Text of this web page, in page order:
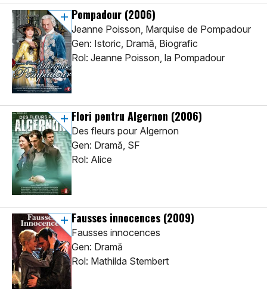
Pompadour (2006)
Jeanne Poisson, Marquise de Pompadour
Gen: Istoric, Dramă, Biografic
Rol: Jeanne Poisson, la Pompadour
Flori pentru Algernon (2006)
Des fleurs pour Algernon
Gen: Dramă, SF
Rol: Alice
Fausses innocences (2009)
Fausses innocences
Gen: Dramă
Rol: Mathilda Stembert